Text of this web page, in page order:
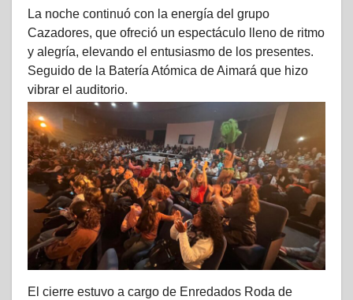
La noche continuó con la energía del grupo
Cazadores, que ofreció un espectáculo lleno de ritmo
y alegría, elevando el entusiasmo de los presentes.
Seguido de la Batería Atómica de Aimará que hizo
vibrar el auditorio.
El cierre estuvo a cargo de Enredados Roda de